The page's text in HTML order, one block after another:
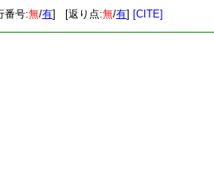
番号:無/有] [返り点:無/有] [CITE]